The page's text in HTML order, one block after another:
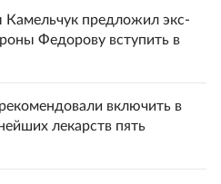
предложил экс-
Федорову вступить в
включить в
лекарств пять